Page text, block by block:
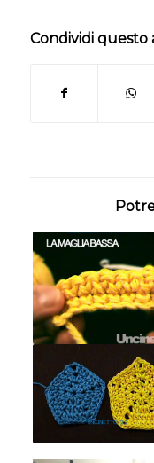
Condividi questo